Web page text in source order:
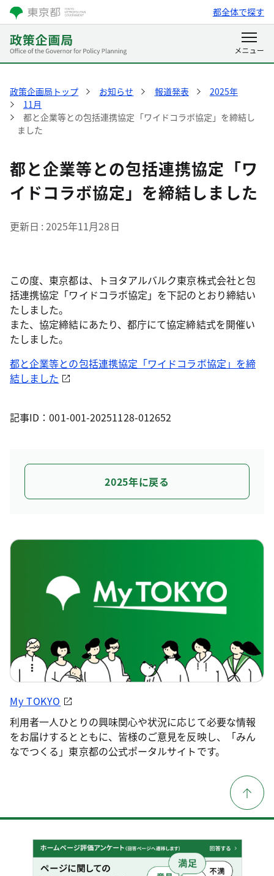
都全体で探す
政策企画局トップ お知らせ 報道発表
2025年
11月
都と企業等との包括連携協定「ワイドコラボ協定」を締結し
ました
都と企業等との包括連携協定「ワ
イドコラボ協定」を締結しました
更新日 2025年11月28日
この度、東京都は、トヨタアルバルク東京株式会社と包
括連携協定「ワイドコラボ協定」を下記のとおり締結い
たしました。
また、協定締結にあたり、都庁にて協定締結式を開催い
たしました。
都と企業等との包括連携協定「ワイドコラボ協定」を締
結しました
記事ID：001-001-20251128-012652
2025年に戻る
My TOKYO
利用者一人ひとりの興味関心や状況に応じて必要な情報
をお届けするとともに、皆様のご意見を反映し、「みん
なでつくる」東京都の公式ポータルサイトです。